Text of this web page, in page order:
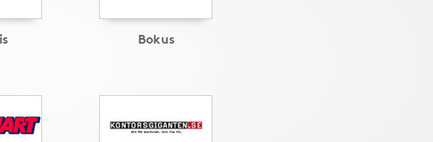
Bokus